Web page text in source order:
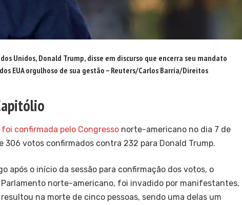
Unidos, Donald Trump, disse em discurso que encerra seu mandato
EUA orgulhoso de sua gestão – Reuters/Carlos Barria/Direitos
foi confirmada pelo Congresso norte-americano no dia 7 de
306 votos confirmados contra 232 para Donald Trump.
após o início da sessão para confirmação dos votos, o
Parlamento norte-americano, foi invadido por manifestantes,
na morte de cinco pessoas, sendo uma delas um